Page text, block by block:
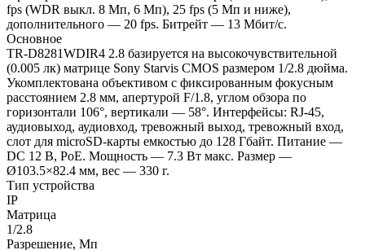
fps (WDR выкл. 8 Мп, 6 Мп), 25 fps (5 Мп и ниже),
дополнительного — 20 fps. Битрейт — 13 Мбит/с.
Основное
TR-D8281WDIR4 2.8 базируется на высокочувствительной
(0.005 лк) матрице Sony Starvis CMOS размером 1/2.8 дюйма.
Укомплектована объективом с фиксированным фокусным
расстоянием 2.8 мм, апертурой F/1.8, углом обзора по
горизонтали 106°, вертикали — 58°. Интерфейсы: RJ-45,
аудиовыход, аудиовход, тревожный выход, тревожный вход,
слот для microSD-карты емкостью до 128 Гбайт. Питание —
DC 12 В, PoE. Мощность — 7.3 Вт макс. Размер —
Ø103.5×82.4 мм, вес — 330 г.
Тип устройства
IP
Матрица
1/2.8
Разрешение, Мп